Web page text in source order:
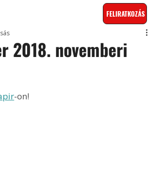
FELIRATKOZÁS
2018. novemberi
-on!